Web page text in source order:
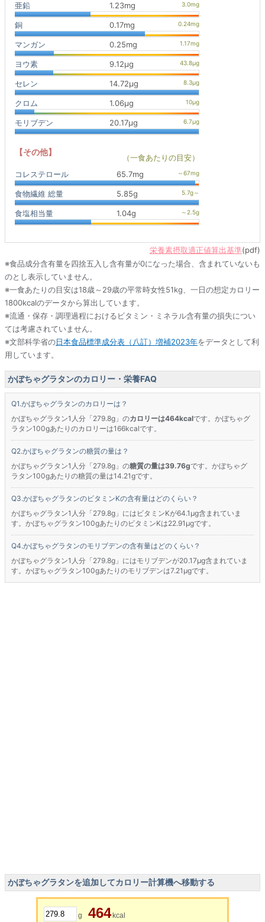
亜鉛 1.23mg
銅 0.17mg
マンガン 0.25mg
ヨウ素 9.12μg
セレン 14.72μg
クロム 1.06μg
モリブデン 20.17μg
【その他】
（一食あたりの目安）
コレステロール
65.7mg
食物繊維 総量 5.85g
食塩相当量 1.04g
栄養素摂取適正値算出基準(pdf)
※食品成分含有量を四捨五入し含有量が0になった場合、含まれていないも
のとし表示していません。
※一食あたりの目安は18歳～29歳の平常時女性51kg、一日の想定カロリー
1800kcalのデータから算出しています。
※流通・保存・調理過程におけるビタミン・ミネラル含有量の損失につい
ては考慮されていません。
※文部科学省の日本食品標準成分表（八訂）増補2023年をデータとして利
用しています。
かぼちゃグラタンのカロリー・栄養FAQ
かぼちゃグラタンのカロリーは？
かぼちゃグラタン1人分「279.8g」のカロリーは464kcalです。かぼちゃグ
ラタン100gあたりのカロリーは166kcalです。
かぼちゃグラタンの糖質の量は？
かぼちゃグラタン1人分「279.8g」の糖質の量は39.76gです。かぼちゃグ
ラタン100gあたりの糖質の量は14.21gです。
かぼちゃグラタンのビタミンKの含有量はどのくらい？
かぼちゃグラタン1人分「279.8g」にはビタミンKが64.1μg含まれていま
す。かぼちゃグラタン100gあたりのビタミンKは22.91μgです。
かぼちゃグラタンのモリブデンの含有量はどのくらい？
かぼちゃグラタン1人分「279.8g」にはモリブデンが20.17μg含まれていま
す。かぼちゃグラタン100gあたりのモリブデンは7.21μgです。
かぼちゃグラタンを追加してカロリー計算機へ移動する
g 464 kcal